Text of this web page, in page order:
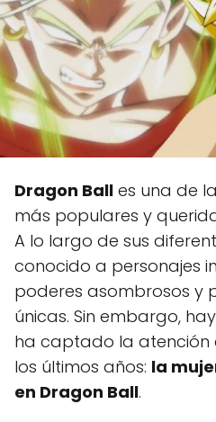
Dragon Ball es una de
más populares y
A lo largo de sus
conocido a personajes
poderes asombrosos y
únicas. Sin embargo,
ha captado la atención
los últimos años: la
en Dragon Ball.